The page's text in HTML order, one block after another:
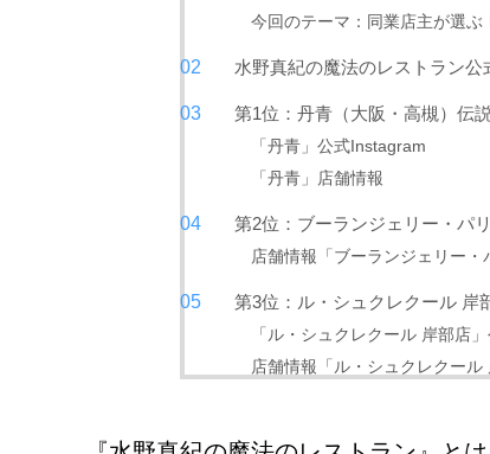
今回のテーマ：同業店主が選
水野真紀の魔法のレストラン公
第1位：丹青（大阪・高槻）伝
「丹青」公式Instagram
「丹青」店舗情報
第2位：ブーランジェリー・パ
店舗情報「ブーランジェリー・
第3位：ル・シュクレクール 岸
「ル・シュクレクール 岸部店
店舗情報「ル・シュクレクール